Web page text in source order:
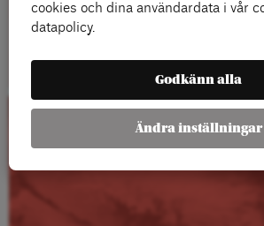
Kalender
cookies och dina användardata i vår
datapolicy.
Godkänn alla
Ändra inställningar